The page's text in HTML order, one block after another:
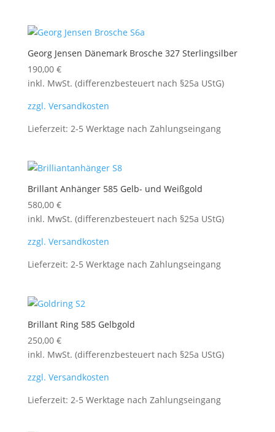
Georg Jensen Dänemark Brosche 327 Sterlingsilber
190,00 €
inkl. MwSt. (differenzbesteuert nach §25a UStG)
zzgl. Versandkosten
Lieferzeit: 2-5 Werktage nach Zahlungseingang
Brillant Anhänger 585 Gelb- und Weißgold
580,00 €
inkl. MwSt. (differenzbesteuert nach §25a UStG)
zzgl. Versandkosten
Lieferzeit: 2-5 Werktage nach Zahlungseingang
Brillant Ring 585 Gelbgold
250,00 €
inkl. MwSt. (differenzbesteuert nach §25a UStG)
zzgl. Versandkosten
Lieferzeit: 2-5 Werktage nach Zahlungseingang